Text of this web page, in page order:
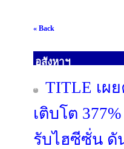
« Back
อสังหาฯ
TITLE เผ
เติบโต
รับไฮซีซั่น ดั